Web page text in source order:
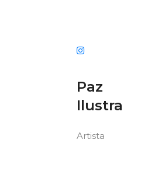
Paz
Ilustra
Artista